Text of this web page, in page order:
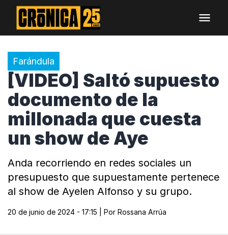
Farándula
[VIDEO] Saltó supuesto
documento de la
millonada que cuesta
un show de Aye
Anda recorriendo en redes sociales un
presupuesto que supuestamente pertenece
al show de Ayelen Alfonso y su grupo.
20 de junio de 2024 - 17:15 | Por Rossana Arrúa